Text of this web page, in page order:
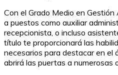
Con el Grado Medio en
a puestos como auxiliar
recepcionista, o incluso
título te proporcionará las
necesarios para destacar en el
abrirá las puertas a numerosas